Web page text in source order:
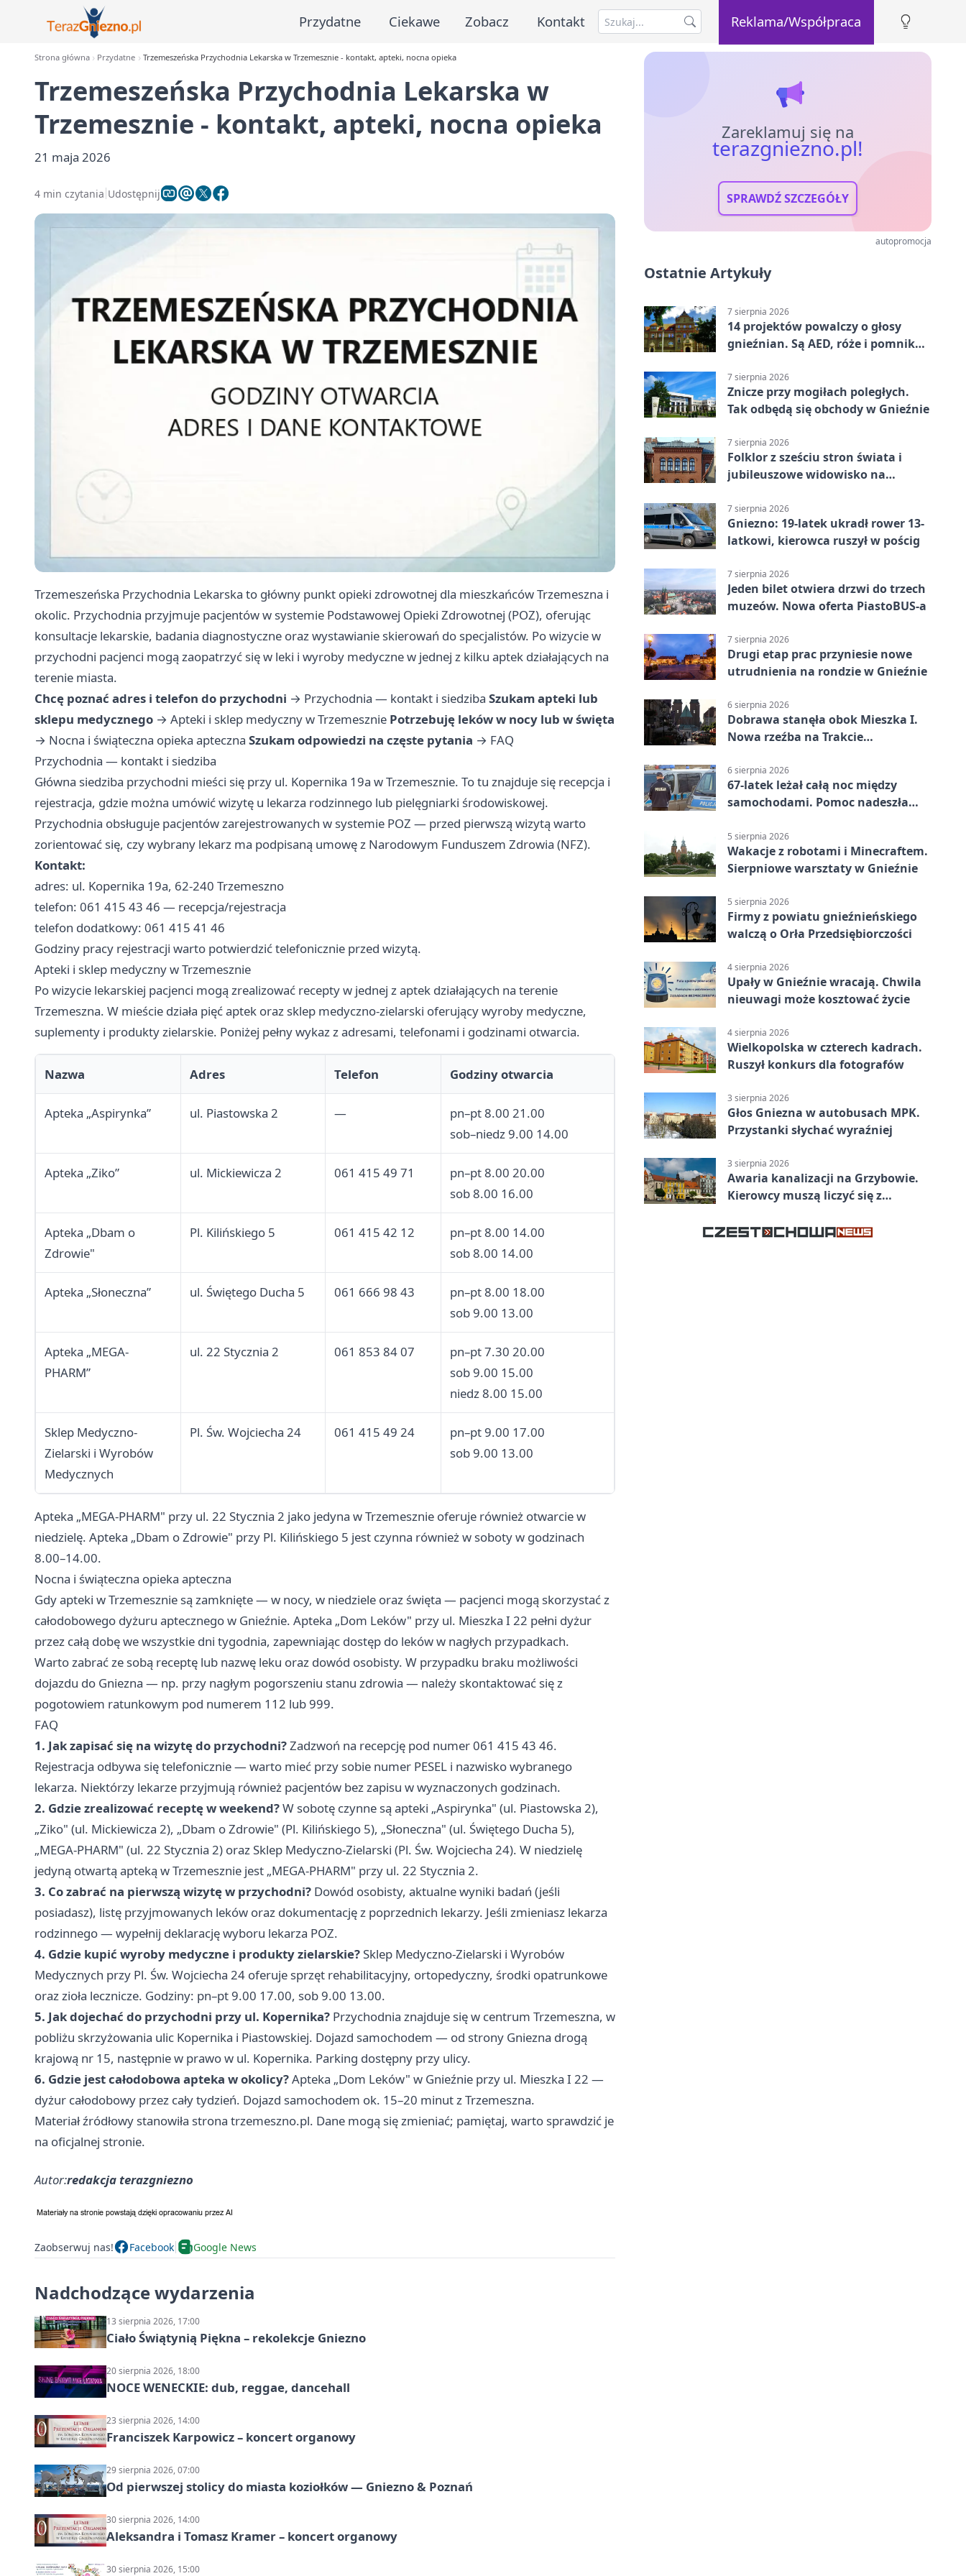
Przydatne Ciekawe Zobacz Kontakt Reklama/Współpraca
Strona główna Przydatne Trzemeszeńska Przychodnia Lekarska w Trzemesznie - kontakt, apteki, nocna opieka
Trzemeszeńska Przychodnia Lekarska w
Trzemesznie - kontakt, apteki, nocna opieka
21 maja 2026
4 min czytania Udostępnij
Trzemeszeńska Przychodnia Lekarska to główny punkt opieki zdrowotnej dla mieszkańców Trzemeszna i
okolic. Przychodnia przyjmuje pacjentów w systemie Podstawowej Opieki Zdrowotnej (POZ), oferując
konsultacje lekarskie, badania diagnostyczne oraz wystawianie skierowań do specjalistów. Po wizycie w
przychodni pacjenci mogą zaopatrzyć się w leki i wyroby medyczne w jednej z kilku aptek działających na
terenie miasta.
Chcę poznać adres i telefon do przychodni → Przychodnia — kontakt i siedziba Szukam apteki lub
sklepu medycznego → Apteki i sklep medyczny w Trzemesznie Potrzebuję leków w nocy lub w święta
→ Nocna i świąteczna opieka apteczna Szukam odpowiedzi na częste pytania → FAQ
Przychodnia — kontakt i siedziba
Główna siedziba przychodni mieści się przy ul. Kopernika 19a w Trzemesznie. To tu znajduje się recepcja i
rejestracja, gdzie można umówić wizytę u lekarza rodzinnego lub pielęgniarki środowiskowej.
Przychodnia obsługuje pacjentów zarejestrowanych w systemie POZ — przed pierwszą wizytą warto
zorientować się, czy wybrany lekarz ma podpisaną umowę z Narodowym Funduszem Zdrowia (NFZ).
Kontakt:
adres: ul. Kopernika 19a, 62-240 Trzemeszno
telefon: 061 415 43 46 — recepcja/rejestracja
telefon dodatkowy: 061 415 41 46
Godziny pracy rejestracji warto potwierdzić telefonicznie przed wizytą.
Apteki i sklep medyczny w Trzemesznie
Po wizycie lekarskiej pacjenci mogą zrealizować recepty w jednej z aptek działających na terenie
Trzemeszna. W mieście działa pięć aptek oraz sklep medyczno-zielarski oferujący wyroby medyczne,
suplementy i produkty zielarskie. Poniżej pełny wykaz z adresami, telefonami i godzinami otwarcia.
Nazwa Adres Telefon Godziny otwarcia
Apteka „Aspirynka” ul. Piastowska 2 —
pn–pt 8.00 21.00
sob–niedz 9.00 14.00
Apteka „Ziko” ul. Mickiewicza 2 061 415 49 71
pn–pt 8.00 20.00
sob 8.00 16.00
Apteka „Dbam o
Zdrowie"
Pl. Kilińskiego 5 061 415 42 12
pn–pt 8.00 14.00
sob 8.00 14.00
Apteka „Słoneczna” ul. Świętego Ducha 5 061 666 98 43
pn–pt 8.00 18.00
sob 9.00 13.00
Apteka „MEGA-
PHARM”
ul. 22 Stycznia 2 061 853 84 07
pn–pt 7.30 20.00
sob 9.00 15.00
niedz 8.00 15.00
Sklep Medyczno-
Zielarski i Wyrobów
Medycznych
Pl. Św. Wojciecha 24 061 415 49 24
pn–pt 9.00 17.00
sob 9.00 13.00
Apteka „MEGA-PHARM" przy ul. 22 Stycznia 2 jako jedyna w Trzemesznie oferuje również otwarcie w
niedzielę. Apteka „Dbam o Zdrowie" przy Pl. Kilińskiego 5 jest czynna również w soboty w godzinach
8.00–14.00.
Nocna i świąteczna opieka apteczna
Gdy apteki w Trzemesznie są zamknięte — w nocy, w niedziele oraz święta — pacjenci mogą skorzystać z
całodobowego dyżuru aptecznego w Gnieźnie. Apteka „Dom Leków" przy ul. Mieszka I 22 pełni dyżur
przez całą dobę we wszystkie dni tygodnia, zapewniając dostęp do leków w nagłych przypadkach.
Warto zabrać ze sobą receptę lub nazwę leku oraz dowód osobisty. W przypadku braku możliwości
dojazdu do Gniezna — np. przy nagłym pogorszeniu stanu zdrowia — należy skontaktować się z
pogotowiem ratunkowym pod numerem 112 lub 999.
FAQ
1. Jak zapisać się na wizytę do przychodni?Zadzwoń na recepcję pod numer 061 415 43 46.
Rejestracja odbywa się telefonicznie — warto mieć przy sobie numer PESEL i nazwisko wybranego
lekarza. Niektórzy lekarze przyjmują również pacjentów bez zapisu w wyznaczonych godzinach.
2. Gdzie zrealizować receptę w weekend?W sobotę czynne są apteki „Aspirynka" (ul. Piastowska 2),
„Ziko" (ul. Mickiewicza 2), „Dbam o Zdrowie" (Pl. Kilińskiego 5), „Słoneczna" (ul. Świętego Ducha 5),
„MEGA-PHARM" (ul. 22 Stycznia 2) oraz Sklep Medyczno-Zielarski (Pl. Św. Wojciecha 24). W niedzielę
jedyną otwartą apteką w Trzemesznie jest „MEGA-PHARM" przy ul. 22 Stycznia 2.
3. Co zabrać na pierwszą wizytę w przychodni? Dowód osobisty, aktualne wyniki badań (jeśli
posiadasz), listę przyjmowanych leków oraz dokumentację z poprzednich lekarzy. Jeśli zmieniasz lekarza
rodzinnego — wypełnij deklarację wyboru lekarza POZ.
4. Gdzie kupić wyroby medyczne i produkty zielarskie?Sklep Medyczno-Zielarski i Wyrobów
Medycznych przy Pl. Św. Wojciecha 24 oferuje sprzęt rehabilitacyjny, ortopedyczny, środki opatrunkowe
oraz zioła lecznicze. Godziny: pn–pt 9.00 17.00, sob 9.00 13.00.
5. Jak dojechać do przychodni przy ul. Kopernika? Przychodnia znajduje się w centrum Trzemeszna, w
pobliżu skrzyżowania ulic Kopernika i Piastowskiej. Dojazd samochodem — od strony Gniezna drogą
krajową nr 15, następnie w prawo w ul. Kopernika. Parking dostępny przy ulicy.
6. Gdzie jest całodobowa apteka w okolicy?Apteka „Dom Leków" w Gnieźnie przy ul. Mieszka I 22 —
dyżur całodobowy przez cały tydzień. Dojazd samochodem ok. 15–20 minut z Trzemeszna.
Materiał źródłowy stanowiła strona trzemeszno.pl. Dane mogą się zmieniać; pamiętaj, warto sprawdzić je
na oficjalnej stronie.
Autor:redakcja terazgniezno
Zaobserwuj nas! Facebook Google News
Nadchodzące wydarzenia
13 sierpnia 2026, 17:00
Ciało Świątynią Piękna – rekolekcje Gniezno
20 sierpnia 2026, 18:00
NOCE WENECKIE: dub, reggae, dancehall
23 sierpnia 2026, 14:00
Franciszek Karpowicz – koncert organowy
29 sierpnia 2026, 07:00
Od pierwszej stolicy do miasta koziołków — Gniezno & Poznań
30 sierpnia 2026, 14:00
Aleksandra i Tomasz Kramer – koncert organowy
30 sierpnia 2026, 15:00
Zareklamuj się na
terazgniezno.pl!
SPRAWDŹ SZCZEGÓŁY
autopromocja
Ostatnie Artykuły
7 sierpnia 2026
14 projektów powalczy o głosy
gnieźnian. Są AED, róże i pomnik
7 sierpnia 2026
Znicze przy mogiłach poległych.
Tak odbędą się obchody w Gnieźnie
7 sierpnia 2026
Folklor z sześciu stron świata i
jubileuszowe widowisko na
7 sierpnia 2026
Gniezno: 19-latek ukradł rower 13-
latkowi, kierowca ruszył w pościg
7 sierpnia 2026
Jeden bilet otwiera drzwi do trzech
muzeów. Nowa oferta PiastoBUS-a
7 sierpnia 2026
Drugi etap prac przyniesie nowe
utrudnienia na rondzie w Gnieźnie
6 sierpnia 2026
Dobrawa stanęła obok Mieszka I.
Nowa rzeźba na Trakcie
6 sierpnia 2026
67-latek leżał całą noc między
samochodami. Pomoc nadeszła
5 sierpnia 2026
Wakacje z robotami i Minecraftem.
Sierpniowe warsztaty w Gnieźnie
5 sierpnia 2026
Firmy z powiatu gnieźnieńskiego
walczą o Orła Przedsiębiorczości
4 sierpnia 2026
Upały w Gnieźnie wracają. Chwila
nieuwagi może kosztować życie
4 sierpnia 2026
Wielkopolska w czterech kadrach.
Ruszył konkurs dla fotografów
3 sierpnia 2026
Głos Gniezna w autobusach MPK.
Przystanki słychać wyraźniej
3 sierpnia 2026
Awaria kanalizacji na Grzybowie.
Kierowcy muszą liczyć się z